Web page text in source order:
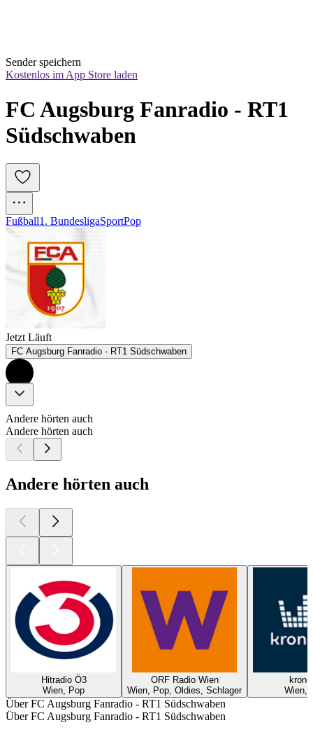
Sender speichern
Kostenlos im App Store laden
FC Augsburg Fanradio - RT1
Südschwaben
Fußball1. BundesligaSportPop
Jetzt Läuft
FC Augsburg Fanradio - RT1 Südschwaben
Andere hörten auch
Andere hörten auch
Andere hörten auch
Hitradio Ö3
Wien, Pop
ORF Radio Wien
Wien, Pop, Oldies, Schlager
Wien,
Über FC Augsburg Fanradio - RT1 Südschwaben
Über FC Augsburg Fanradio - RT1 Südschwaben